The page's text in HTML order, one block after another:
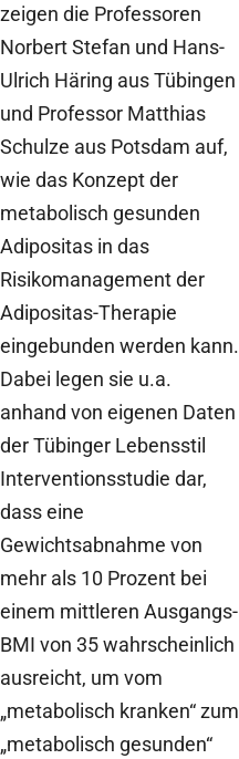
zeigen die Professoren
Norbert Stefan und Hans-
Ulrich Häring aus Tübingen
und Professor Matthias
Schulze aus Potsdam auf,
wie das Konzept der
metabolisch gesunden
Adipositas in das
Risikomanagement der
Adipositas-Therapie
eingebunden werden kann.
Dabei legen sie u.a.
anhand von eigenen Daten
der Tübinger Lebensstil
Interventionsstudie dar,
dass eine
Gewichtsabnahme von
mehr als 10 Prozent bei
einem mittleren Ausgangs-
BMI von 35 wahrscheinlich
ausreicht, um vom
„metabolisch kranken“ zum
„metabolisch gesunden“